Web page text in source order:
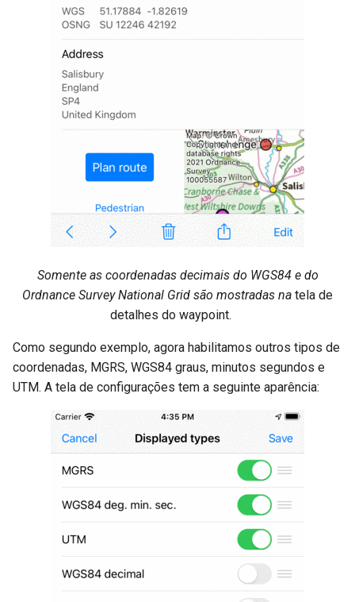
Somente as coordenadas decimais do WGS84 e do
Ordnance Survey National Grid são mostradas na tela de
detalhes do waypoint.
Como segundo exemplo, agora habilitamos outros tipos de
coordenadas, MGRS, WGS84 graus, minutos segundos e
UTM. A tela de configurações tem a seguinte aparência: